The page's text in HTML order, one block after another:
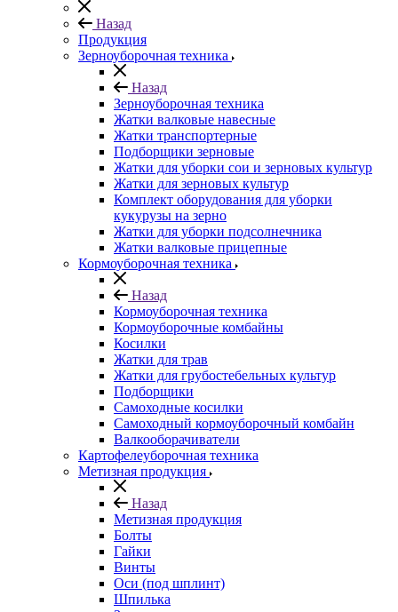
Назад
Продукция
Зерноуборочная техника
Назад
Зерноуборочная техника
Жатки валковые навесные
Жатки транспортерные
Подборщики зерновые
Жатки для уборки сои и зерновых культур
Жатки для зерновых культур
Комплект оборудования для уборки
кукурузы на зерно
Жатки для уборки подсолнечника
Жатки валковые прицепные
Кормоуборочная техника
Назад
Кормоуборочная техника
Кормоуборочные комбайны
Косилки
Жатки для трав
Жатки для грубостебельных культур
Подборщики
Самоходные косилки
Самоходный кормоуборочный комбайн
Валкооборачиватели
Картофелеуборочная техника
Метизная продукция
Назад
Метизная продукция
Болты
Гайки
Винты
Оси (под шплинт)
Шпилька